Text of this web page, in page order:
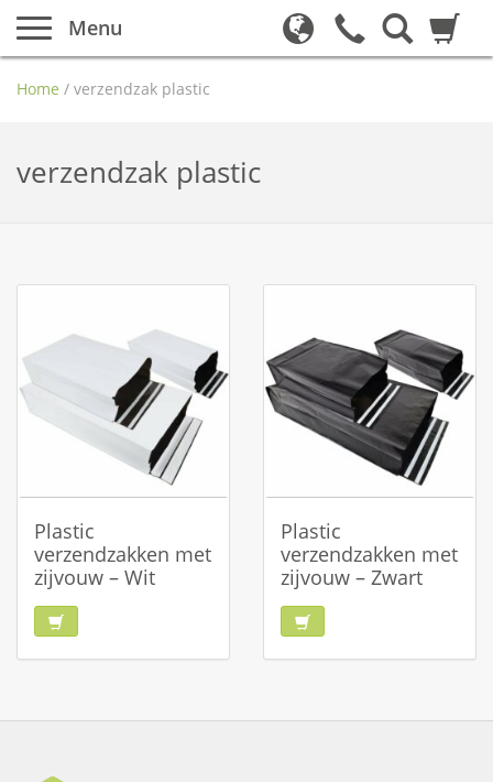
Menu
Home / verzendzak plastic
verzendzak plastic
Plastic
verzendzakken met
zijvouw – Wit
Plastic
verzendzakken met
zijvouw – Zwart